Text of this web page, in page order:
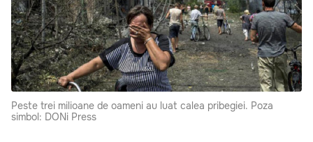
Peste trei milioane de oameni au luat calea pribegiei. Poza
simbol: DONi Press